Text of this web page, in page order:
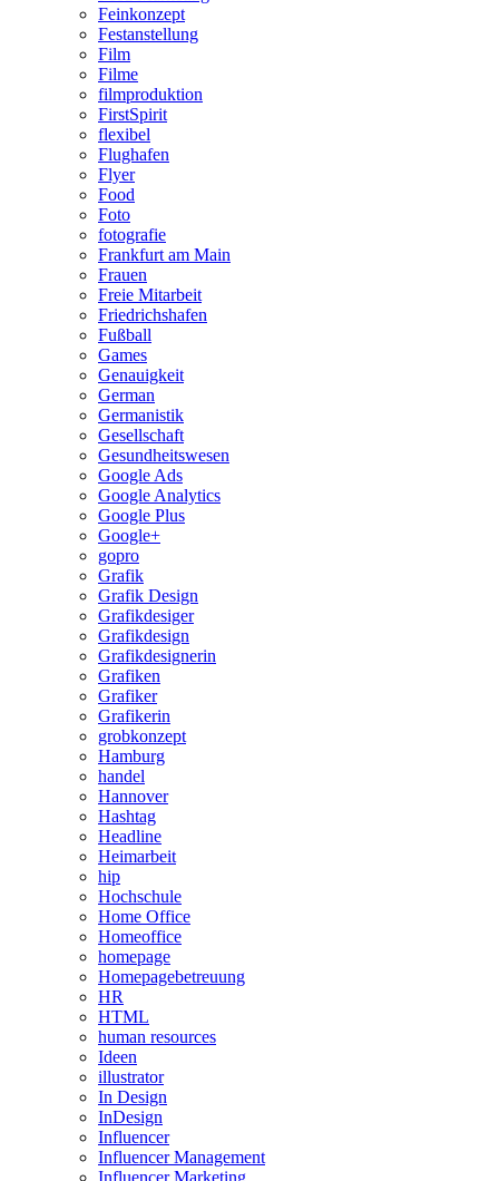
Feinkonzept
Festanstellung
Film
Filme
filmproduktion
FirstSpirit
flexibel
Flughafen
Flyer
Food
Foto
fotografie
Frankfurt am Main
Frauen
Freie Mitarbeit
Friedrichshafen
Fußball
Games
Genauigkeit
German
Germanistik
Gesellschaft
Gesundheitswesen
Google Ads
Google Analytics
Google Plus
Google+
gopro
Grafik
Grafik Design
Grafikdesiger
Grafikdesign
Grafikdesignerin
Grafiken
Grafiker
Grafikerin
grobkonzept
Hamburg
handel
Hannover
Hashtag
Headline
Heimarbeit
hip
Hochschule
Home Office
Homeoffice
homepage
Homepagebetreuung
HR
HTML
human resources
Ideen
illustrator
In Design
InDesign
Influencer
Influencer Management
Influencer Marketing